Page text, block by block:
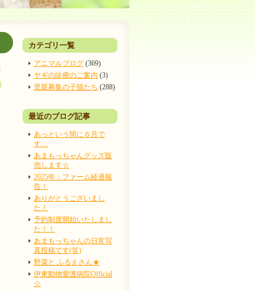
カテゴリ一覧
アニマルブログ (369)
ヤギの診療のご案内 (3)
里親募集の子猫たち (288)
最近のブログ記事
あっという間に６月で
す…
あまもっちゃんグッズ販
売します☆
2025年：ファーム経過報
告！
ありがとうございまし
た！
予約制度開始いたしまし
た！！
あまもっちゃんの日常写
真投稿です(笑)
野菜と ふるえさん★
伊東動物愛護病院Official
☆